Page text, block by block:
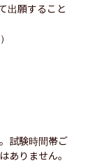
出願すること
試験時間帯ご
ありません。